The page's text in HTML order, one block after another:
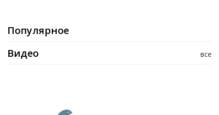
Популярное
все
Видео